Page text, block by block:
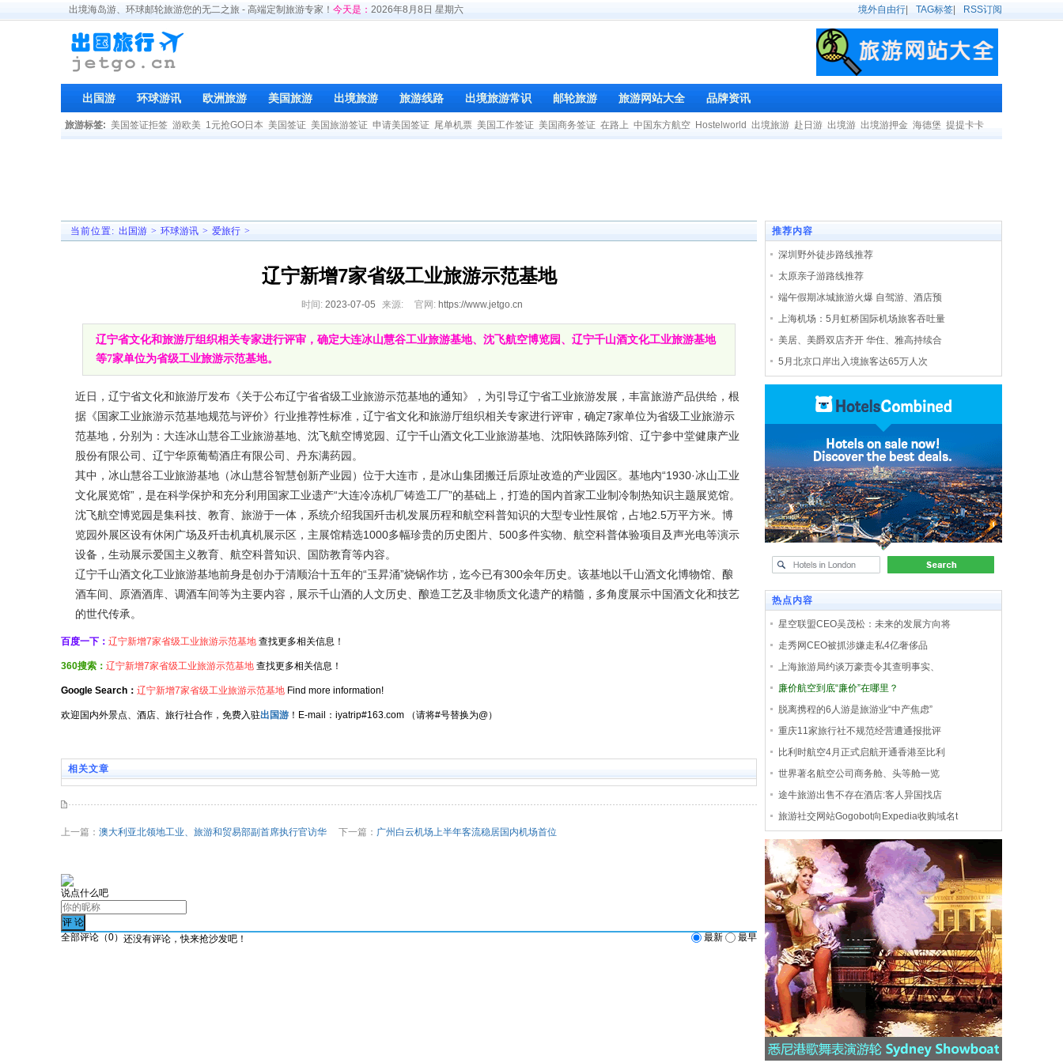
出境海岛游、环球邮轮旅游您的无二之旅 - 高端定制旅游专家！ 今天是： 2026年8月8日 星期六 境外自由行 TAG标签 RSS订阅
出国游 环球游讯 欧洲旅游 美国旅游 出境旅游 旅游线路 出境旅游常识 邮轮旅游 旅游网站大全 品牌资讯
旅游标签: 美国签证拒签 游欧美 1元抢GO日本 美国签证 美国旅游签证 申请美国签证 尾单机票 美国工作签证 美国商务签证 在路上 中国东方航空 Hostelworld 出境旅游 赴日游 出境游 出境游押金 海德堡 提提卡卡
当前位置: 出国游 > 环球游讯 > 爱旅行 >
辽宁新增7家省级工业旅游示范基地
时间: 2023-07-05 来源: 官网: https://www.jetgo.cn
辽宁省文化和旅游厅组织相关专家进行评审，确定大连冰山慧谷工业旅游基地、沈飞航空博览园、辽宁千山酒文化工业旅游基地
等7家单位为省级工业旅游示范基地。
近日，辽宁省文化和旅游厅发布《关于公布辽宁省省级工业旅游示范基地的通知》，为引导辽宁省工业旅游发展，丰富旅游产品供给，根
据《国家工业旅游示范基地规范与评价》行业推荐性标准，辽宁省文化和旅游厅组织相关专家进行评审，确定7家单位为省级工业旅游示
范基地，分别为：大连冰山慧谷工业旅游基地、沈飞航空博览园、辽宁千山酒文化工业旅游基地、沈阳铁路陈列馆、辽宁参中堂健康产业
股份有限公司、辽宁华原葡萄酒庄有限公司、丹东满药园。
其中，冰山慧谷工业旅游基地（冰山慧谷智慧创新产业园）位于大连市，是冰山集团搬迁后原址改造的产业园区。基地内“1930·冰山工业
文化展览馆”，是在科学保护和充分利用国家工业遗产“大连冷冻机厂铸造工厂”的基础上，打造的国内首家工业制冷制热知识主题展览馆。
沈飞航空博览园是集科技、教育、旅游于一体，系统介绍我国歼击机发展历程和航空科普知识的大型专业性展馆，占地2.5万平方米。博
览园外展区设有休闲广场及歼击机真机展示区，主展馆精选1000多幅珍贵的历史图片、500多件实物、航空科普体验项目及声光电等演示
设备，生动展示爱国主义教育、航空科普知识、国防教育等内容。
辽宁千山酒文化工业旅游基地前身是创办于清顺治十五年的“玉昇涌”烧锅作坊，迄今已有300余年历史。该基地以千山酒文化博物馆、酿
酒车间、原酒酒库、调酒车间等为主要内容，展示千山酒的人文历史、酿造工艺及非物质文化遗产的精髓，多角度展示中国酒文化和技艺
的世代传承。
百度一下： 辽宁新增7家省级工业旅游示范基地 查找更多相关信息！
360搜索： 辽宁新增7家省级工业旅游示范基地 查找更多相关信息！
Google Search： 辽宁新增7家省级工业旅游示范基地 Find more information!
欢迎国内外景点、酒店、旅行社合作，免费入驻出国游 ！E-mail：iyatrip#163.com （请将#号替换为@）
相关文章
上一篇： 澳大利亚北领地工业、旅游和贸易部副首席执行官访华 下一篇： 广州白云机场上半年客流稳居国内机场首位
说点什么吧
全部评论（0） 最新 最早
还没有评论，快来抢沙发吧！
推荐内容
深圳野外徒步路线推荐
太原亲子游路线推荐
端午假期冰城旅游火爆 自驾游、酒店预
上海机场：5月虹桥国际机场旅客吞吐量
美居、美爵双店齐开 华住、雅高持续合
5月北京口岸出入境旅客达65万人次
热点内容
星空联盟CEO吴茂松：未来的发展方向将
走秀网CEO被抓涉嫌走私4亿奢侈品
上海旅游局约谈万豪责令其查明事实、
廉价航空到底“廉价”在哪里？
脱离携程的6人游是旅游业“中产焦虑”
重庆11家旅行社不规范经营遭通报批评
比利时航空4月正式启航开通香港至比利
世界著名航空公司商务舱、头等舱一览
途牛旅游出售不存在酒店:客人异国找店
旅游社交网站Gogobot向Expedia收购域名t